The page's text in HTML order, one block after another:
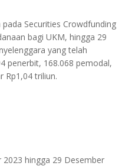
Securities Crowdfunding
bagi UKM, hingga 29
yang telah
penerbit, 168.068 pemodal,
Rp1,04 triliun.
2023 hingga 29 Desember